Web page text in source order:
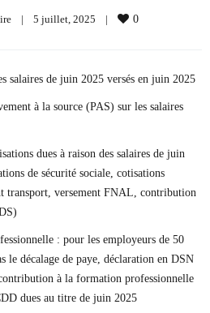
| 5 juillet, 2025 | 0
salaires de juin 2025 versés en juin 2025
à la source (PAS) sur les salaires
dues à raison des salaires de juin
de sécurité sociale, cotisations
transport, versement FNAL, contribution
: pour les employeurs de 50
le décalage de paye, déclaration en DSN
à la formation professionnelle
dues au titre de juin 2025